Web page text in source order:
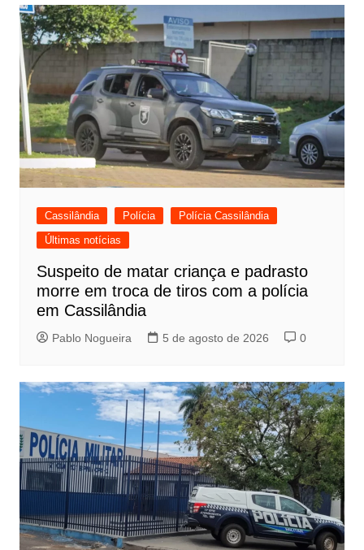
Cassilândia Polícia
Polícia Cassilândia
Últimas notícias
Suspeito de matar criança e padrasto
morre em troca de tiros com a polícia
em Cassilândia
Pablo Nogueira 5 de agosto de 2026 0